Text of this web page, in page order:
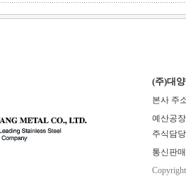
(주)대
본사 주
예산공
주식담
통신판